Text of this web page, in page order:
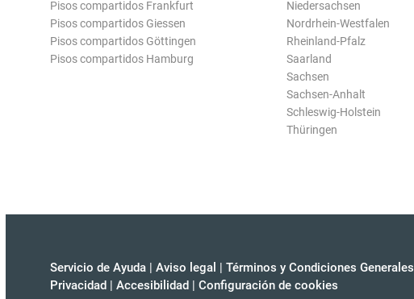
Pisos compartidos Frankfurt
Pisos compartidos Giessen
Pisos compartidos Göttingen
Pisos compartidos Hamburg
Niedersachsen
Nordrhein-Westfalen
Rheinland-Pfalz
Saarland
Sachsen
Sachsen-Anhalt
Schleswig-Holstein
Thüringen
Servicio de Ayuda | Aviso legal | Términos y Condiciones Generales
Privacidad | Accesibilidad | Configuración de cookies